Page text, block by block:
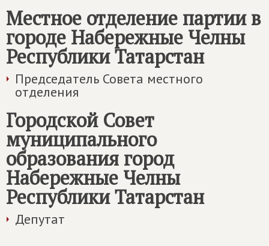
Местное отделение партии в
городе Набережные Челны
Республики Татарстан
Председатель Совета местного
отделения
Городской Совет
муниципального
образования город
Набережные Челны
Республики Татарстан
Депутат